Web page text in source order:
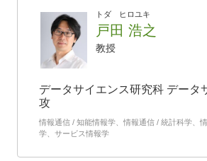
トダ ヒロユキ
戸田 浩之
教授
データサイエンス研究科 データ
攻
情報通信 / 知能情報学、情報通信 / 統計科学、
学、サービス情報学